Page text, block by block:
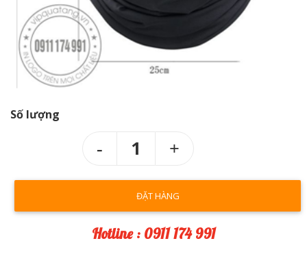
Số lượng
1
ĐẶT HÀNG
Hotline : 0911 174 991